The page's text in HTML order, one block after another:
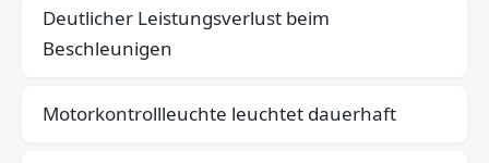
Deutlicher Leistungsverlust beim
Beschleunigen
Motorkontrollleuchte leuchtet dauerhaft